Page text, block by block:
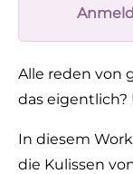
Alle reden von
das
In diesem
die Kulissen